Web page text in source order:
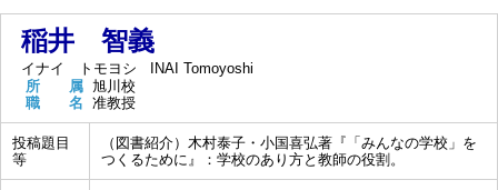
稲井 智義
イナイ トモヨシ
INAI Tomoyoshi
所 属 旭川校
職 名 准教授
投稿題目
等
（図書紹介）木村泰子・小国喜弘著『「みんなの学校」を
つくるために』：学校のあり方と教師の役割。